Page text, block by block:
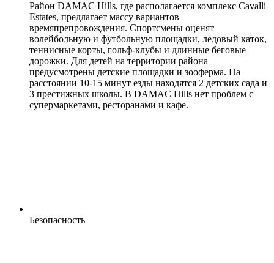
Район DAMAC Hills, где располагается комплекс Cavalli
Estates, предлагает массу вариантов
времяпрепровождения. Спортсмены оценят
волейбольную и футбольную площадки, ледовый каток,
теннисные корты, гольф-клубы и длинные беговые
дорожки. Для детей на территории района
предусмотрены детские площадки и зооферма. На
расстоянии 10-15 минут езды находятся 2 детских сада и
3 престижных школы. В DAMAC Hills нет проблем с
супермаркетами, ресторанами и кафе.
Безопасность